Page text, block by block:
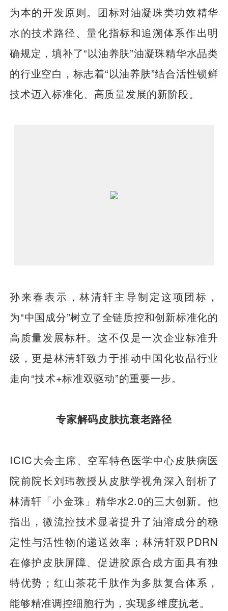
为本的开发原则。团标对油凝珠类功效精华
水的技术路径、量化指标和追溯体系作出明
确规定，填补了“以油养肤”油凝珠精华水品类
的行业空白，标志着“以油养肤”结合活性锁鲜
技术迈入标准化、高质量发展的新阶段。
孙来春表示，林清轩主导制定这项团标，
为“中国成分”树立了全链质控和创新标准化的
高质量发展标杆。这不仅是一次企业标准升
级，更是林清轩致力于推动中国化妆品行业
走向“技术+标准双驱动”的重要一步。
专家解码皮肤抗衰老路径
ICIC大会主席、空军特色医学中心皮肤病医
院前院长刘玮教授从皮肤学视角深入剖析了
林清轩「小金珠」精华水2.0的三大创新。他
指出，微流控技术显著提升了油溶成分的稳
定性与活性物的递送效率；林清轩双PDRN
在修护皮肤屏障、促进胶原合成方面具有独
特优势；红山茶花千肽作为多肽复合体系，
能够精准调控细胞行为，实现多维度抗老。